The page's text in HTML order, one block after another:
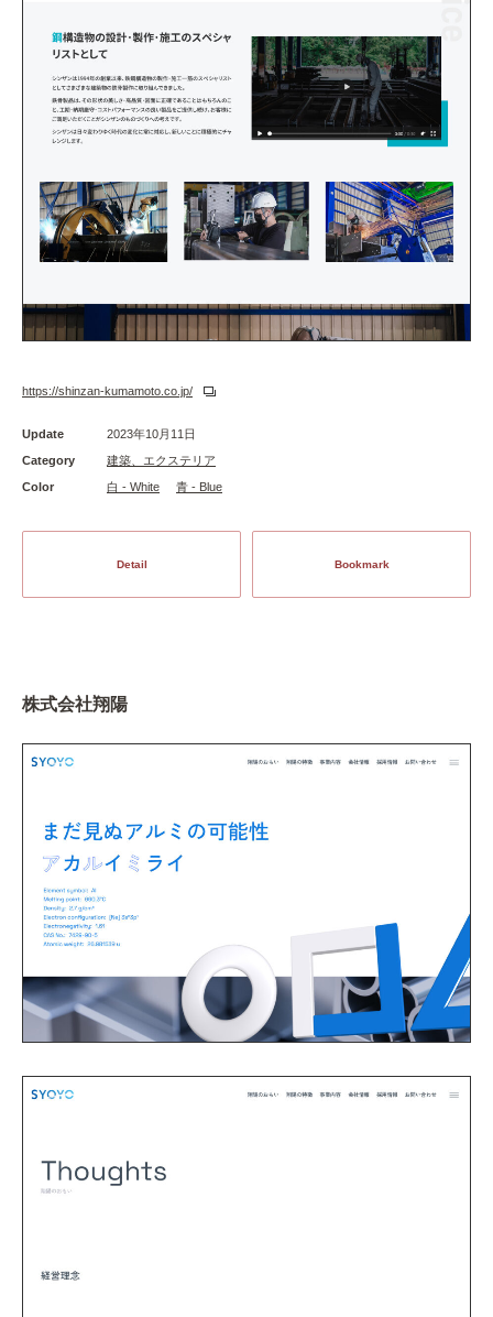
https://shinzan-kumamoto.co.jp/
Update
2023年10月11日
Category
建築、エクステリア
Color
白 - White 青 - Blue
Detail Bookmark
株式会社翔陽